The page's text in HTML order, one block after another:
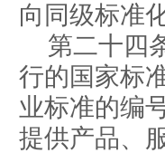
向同级标准
第二十四
行的国家标
业标准的编
提供产品、